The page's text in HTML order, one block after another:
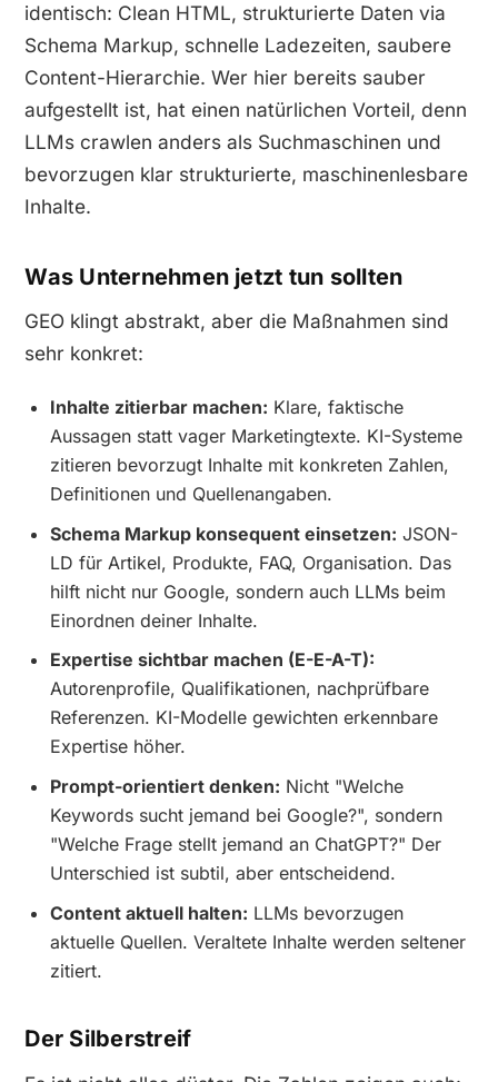
identisch: Clean HTML, strukturierte Daten via
Schema Markup, schnelle Ladezeiten, saubere
Content-Hierarchie. Wer hier bereits sauber
aufgestellt ist, hat einen natürlichen Vorteil, denn
LLMs crawlen anders als Suchmaschinen und
bevorzugen klar strukturierte, maschinenlesbare
Inhalte.
Was Unternehmen jetzt tun sollten
GEO klingt abstrakt, aber die Maßnahmen sind
sehr konkret:
Inhalte zitierbar machen: Klare, faktische
Aussagen statt vager Marketingtexte. KI-Systeme
zitieren bevorzugt Inhalte mit konkreten Zahlen,
Definitionen und Quellenangaben.
Schema Markup konsequent einsetzen: JSON-
LD für Artikel, Produkte, FAQ, Organisation. Das
hilft nicht nur Google, sondern auch LLMs beim
Einordnen deiner Inhalte.
Expertise sichtbar machen (E-E-A-T):
Autorenprofile, Qualifikationen, nachprüfbare
Referenzen. KI-Modelle gewichten erkennbare
Expertise höher.
Prompt-orientiert denken: Nicht "Welche
Keywords sucht jemand bei Google?", sondern
"Welche Frage stellt jemand an ChatGPT?" Der
Unterschied ist subtil, aber entscheidend.
Content aktuell halten: LLMs bevorzugen
aktuelle Quellen. Veraltete Inhalte werden seltener
zitiert.
Der Silberstreif